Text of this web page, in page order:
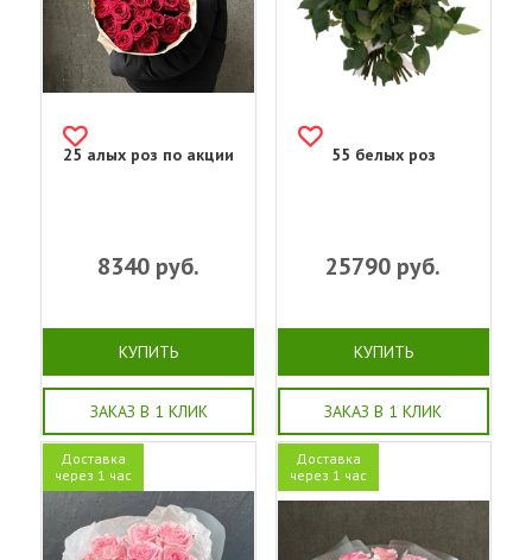
25 алых роз по акции
8340 руб.
КУПИТЬ
ЗАКАЗ В 1 КЛИК
55 белых роз
25790 руб.
КУПИТЬ
ЗАКАЗ В 1 КЛИК
Доставка
через 1 час
Доставка
через 1 час